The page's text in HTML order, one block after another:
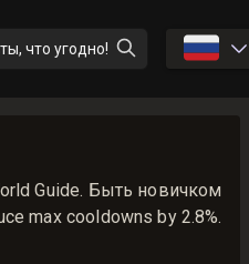
что угодно! 🇷🇺
Guide. Быть новичком
max cooldowns by 2.8%.